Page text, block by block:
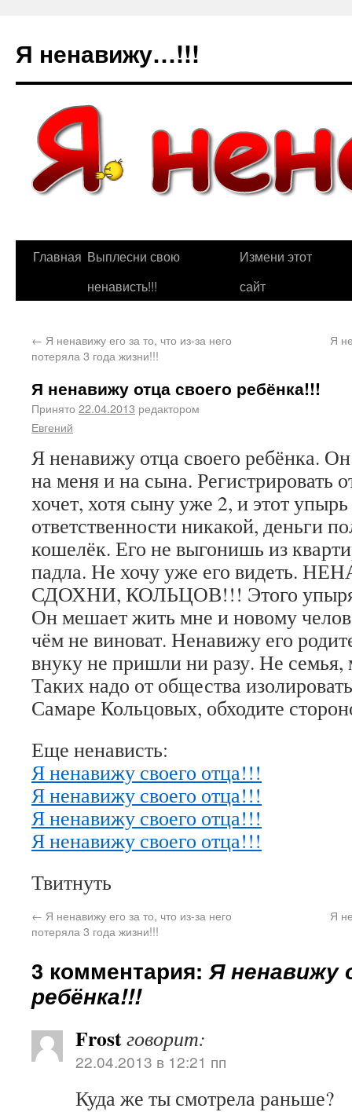
Я ненавижу…!!!
Главная Выплесни свою
ненависть!!!
Измени этот
сайт
← Я ненавижу его за то, что из-за него
потеряла 3 года жизни!!!
Я
Я ненавижу отца своего ребёнка!!!
Принято 22.04.2013 редактором
Евгений
Я ненавижу отца своего ребёнка.
на меня и на сына. Регистрировать
хочет, хотя сыну уже 2, и этот
ответственности никакой, деньги
кошелёк. Его не выгонишь из
падла. Не хочу уже его видеть.
СДОХНИ, КОЛЬЦОВ!!! Этого упыря
Он мешает жить мне и новому
чём не виноват. Ненавижу его
внуку не пришли ни разу. Не
Таких надо от общества
Самаре Кольцовых, обходите
Еще ненависть:
Я ненавижу своего отца!!!
Я ненавижу своего отца!!!
Я ненавижу своего отца!!!
Я ненавижу своего отца!!!
Твитнуть
← Я ненавижу его за то, что из-за него
потеряла 3 года жизни!!!
Я
3 комментария:Я ненавижу
ребёнка!!!
Frostговорит:
22.04.2013 в 12:21 пп
Куда же ты смотрела раньше?